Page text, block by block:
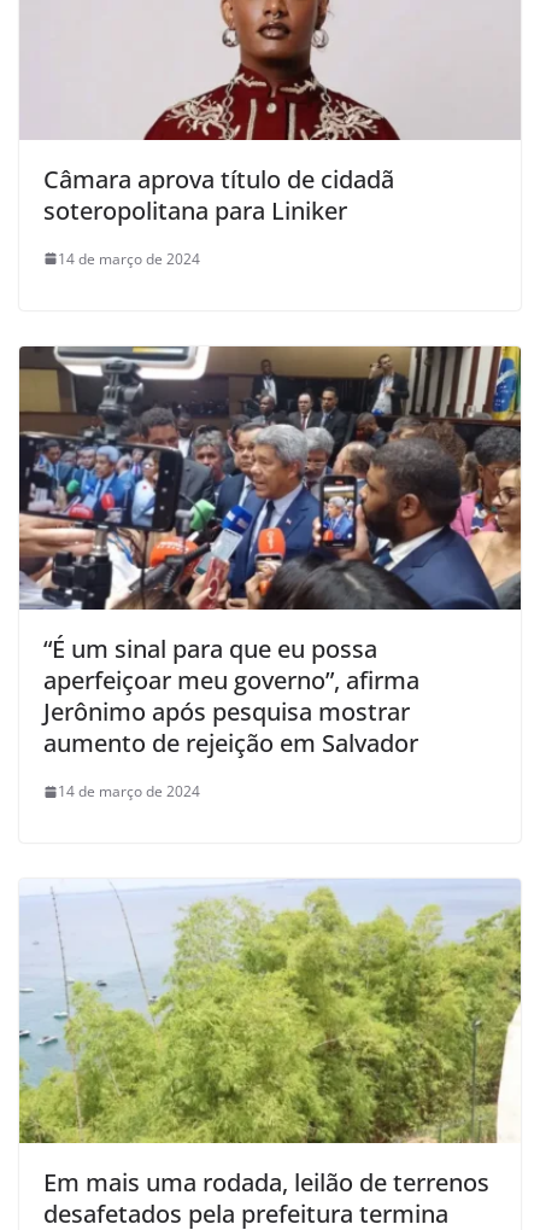
Câmara aprova título de cidadã
soteropolitana para Liniker
14 de março de 2024
“É um sinal para que eu possa
aperfeiçoar meu governo”, afirma
Jerônimo após pesquisa mostrar
aumento de rejeição em Salvador
14 de março de 2024
Em mais uma rodada, leilão de terrenos
desafetados pela prefeitura termina